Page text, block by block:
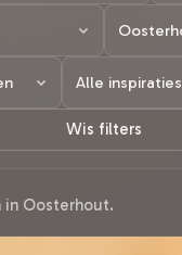
Wis filters
in Oosterhout.